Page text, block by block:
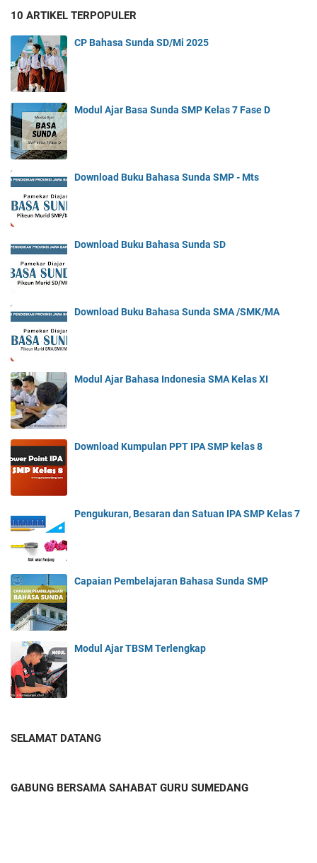
10 ARTIKEL TERPOPULER
CP Bahasa Sunda SD/Mi 2025
Modul Ajar Basa Sunda SMP Kelas 7 Fase D
Download Buku Bahasa Sunda SMP - Mts
Download Buku Bahasa Sunda SD
Download Buku Bahasa Sunda SMA /SMK/MA
Modul Ajar Bahasa Indonesia SMA Kelas XI
Download Kumpulan PPT IPA SMP kelas 8
Pengukuran, Besaran dan Satuan IPA SMP Kelas 7
Capaian Pembelajaran Bahasa Sunda SMP
Modul Ajar TBSM Terlengkap
SELAMAT DATANG
GABUNG BERSAMA SAHABAT GURU SUMEDANG